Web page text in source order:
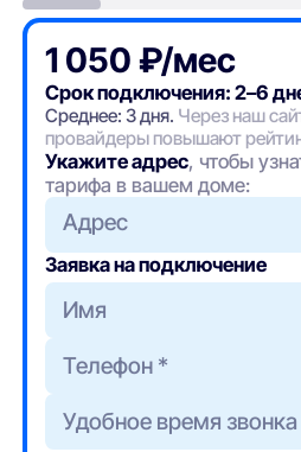
1 050 ₽/мес
Срок подключения: 2–6
Среднее: 3 дня. Через наш
провайдеры повышают
Укажите адрес, чтобы
тарифа в вашем доме:
Адрес
Заявка на подключение